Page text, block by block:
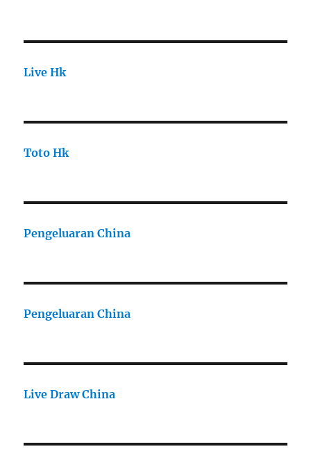
Live Hk
Toto Hk
Pengeluaran China
Pengeluaran China
Live Draw China